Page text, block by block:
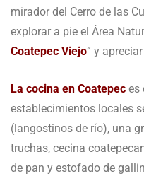
mirador del Cerro de las
explorar a pie el Área
Coatepec Viejo” y
La cocina en Coatepec es
establecimientos locales
(langostinos de río), una
truchas, cecina
de pan y estofado de